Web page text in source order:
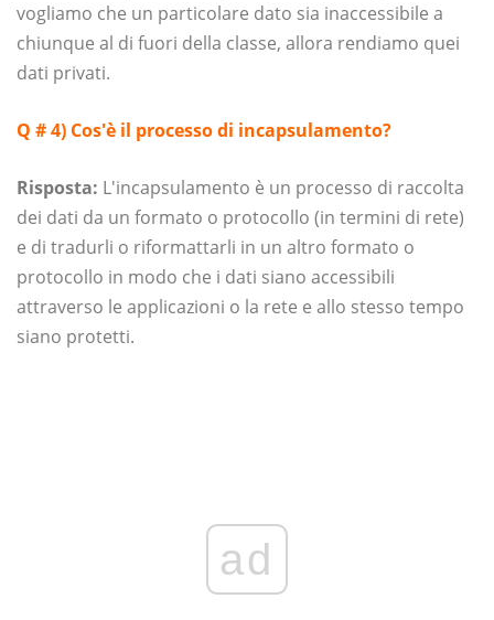
vogliamo che un particolare dato sia inaccessibile a
chiunque al di fuori della classe, allora rendiamo quei
dati privati.
Q # 4) Cos'è il processo di incapsulamento?
Risposta: L'incapsulamento è un processo di raccolta
dei dati da un formato o protocollo (in termini di rete)
e di tradurli o riformattarli in un altro formato o
protocollo in modo che i dati siano accessibili
attraverso le applicazioni o la rete e allo stesso tempo
siano protetti.
ad